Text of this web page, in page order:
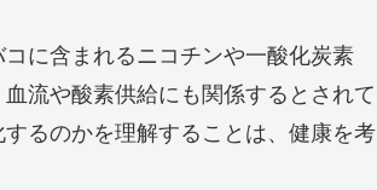
に含まれるニコチンや一酸化炭素
流や酸素供給にも関係するとされて
るのかを理解することは、健康を考